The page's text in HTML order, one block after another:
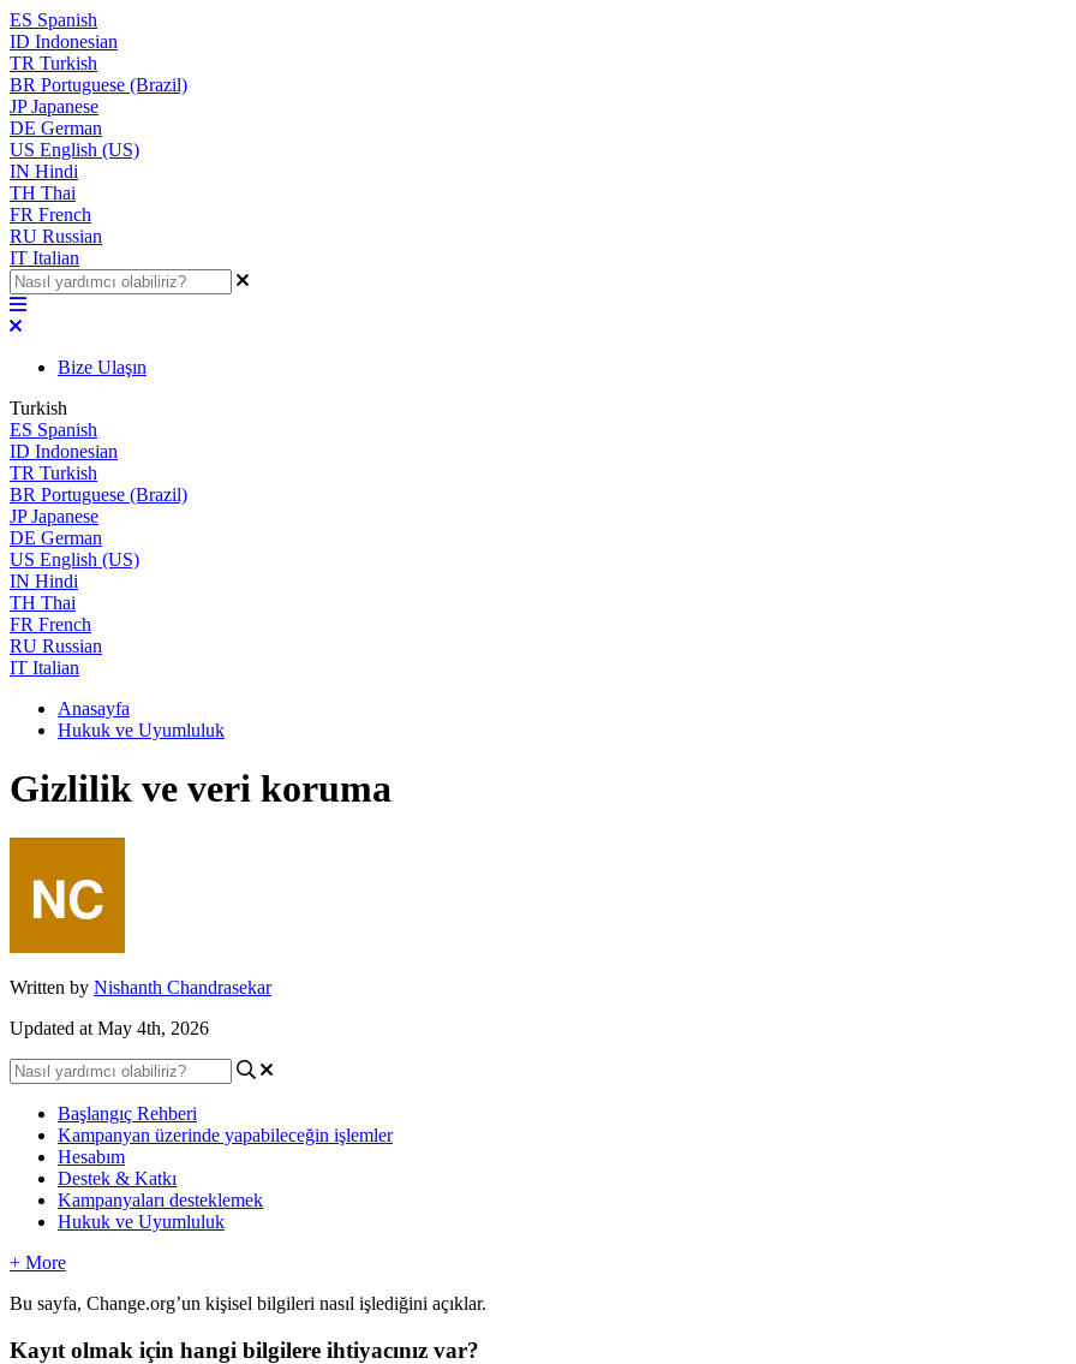
ES Spanish
ID Indonesian
TR Turkish
BR Portuguese (Brazil)
JP Japanese
DE German
US English (US)
IN Hindi
TH Thai
FR French
RU Russian
IT Italian
Bize Ulaşın
Turkish
ES Spanish
ID Indonesian
TR Turkish
BR Portuguese (Brazil)
JP Japanese
DE German
US English (US)
IN Hindi
TH Thai
FR French
RU Russian
IT Italian
Anasayfa
Hukuk ve Uyumluluk
Gizlilik ve veri koruma
Written by Nishanth Chandrasekar
Updated at May 4th, 2026
Başlangıç Rehberi
Kampanyan üzerinde yapabileceğin işlemler
Hesabım
Destek & Katkı
Kampanyaları desteklemek
Hukuk ve Uyumluluk
+ More
Bu sayfa, Change.org’un kişisel bilgileri nasıl işlediğini açıklar.
Kayıt olmak için hangi bilgilere ihtiyacınız var?